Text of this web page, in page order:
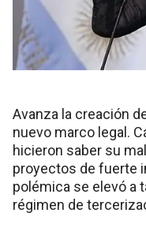
Avanza la creación
nuevo marco legal.
hicieron saber su
proyectos de fuerte
polémica se elevó a
régimen de